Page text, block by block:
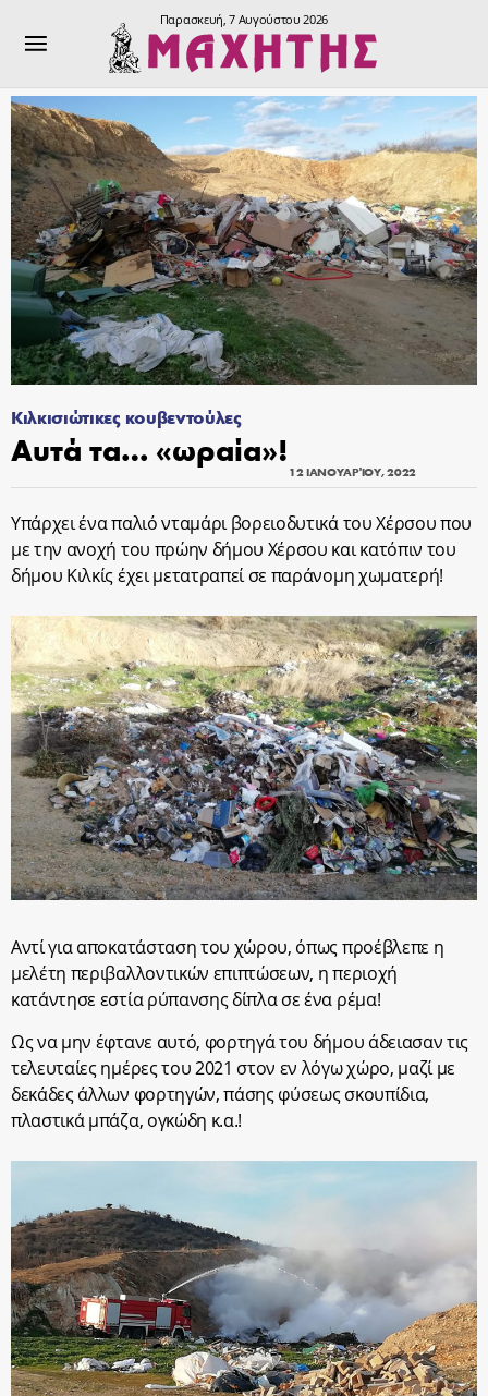
Παρασκευή, 7 Αυγούστου 2026
Κιλκισιώτικες κουβεντούλες
Αυτά τα… «ωραία»!
12 ΙΑΝΟΥΑΡΊΟΥ, 2022
Υπάρχει ένα παλιό νταμάρι βορειοδυτικά του Χέρσου που
με την ανοχή του πρώην δήμου Χέρσου και κατόπιν του
δήμου Κιλκίς έχει μετατραπεί σε παράνομη χωματερή!
Αντί για αποκατάσταση του χώρου, όπως προέβλεπε η
μελέτη περιβαλλοντικών επιπτώσεων, η περιοχή
κατάντησε εστία ρύπανσης δίπλα σε ένα ρέμα!
Ως να μην έφτανε αυτό, φορτηγά του δήμου άδειασαν τις
τελευταίες ημέρες του 2021 στον εν λόγω χώρο, μαζί με
δεκάδες άλλων φορτηγών, πάσης φύσεως σκουπίδια,
πλαστικά μπάζα, ογκώδη κ.α.!